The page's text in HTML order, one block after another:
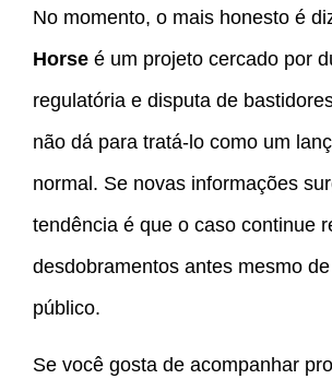
No momento, o mais honesto é
Horse é um projeto cercado por
regulatória e disputa de
não dá para tratá-lo como um
normal. Se novas informações
tendência é que o caso continue
desdobramentos antes mesmo
público.
Se você gosta de acompanhar